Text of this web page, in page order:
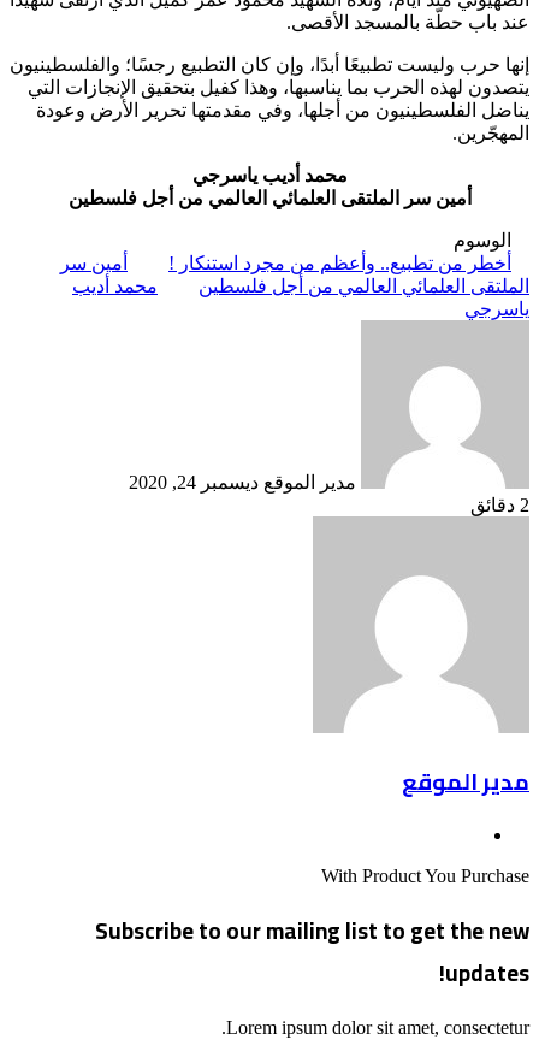
عند باب حطّة بالمسجد الأقصى.
إنها حرب وليست تطبيعًا أبدًا، وإن كان التطبيع رجسًا؛ والفلسطينيون
يتصدون لهذه الحرب بما يناسبها، وهذا كفيل بتحقيق الإنجازات التي
يناضل الفلسطينيون من أجلها، وفي مقدمتها تحرير الأرض وعودة
المهجّرين.
محمد أديب ياسرجي
أمين سر الملتقى العلمائي العالمي من أجل فلسطين
الوسوم
أخطر من تطبيع.. وأعظم من مجرد استنكار !
أمين سر
الملتقى العلمائي العالمي من أجل فلسطين
محمد أديب
ياسرجي
مدير الموقع ديسمبر 24, 2020
2 دقائق
مدير الموقع
With Product You Purchase
Subscribe to our mailing list to get the new
updates!
Lorem ipsum dolor sit amet, consectetur.